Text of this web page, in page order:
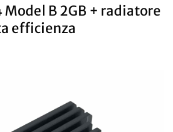
Model B 2GB + radiatore
efficienza